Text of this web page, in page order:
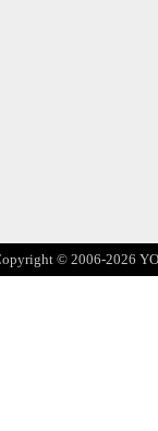
© 2006-2026